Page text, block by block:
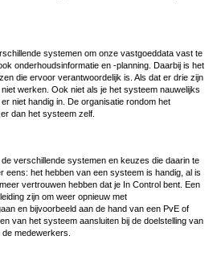
systemen om onze vastgoeddata vast te
onderhoudsinformatie en -planning. Daarbij is het
die ervoor verantwoordelijk is. Als dat er drie zijn
werken. Ook niet als je het systeem nauwelijks
niet handig in. De organisatie rondom het
dan het systeem zelf.
verschillende systemen en keuzes die daarin te
eens: het hebben van een systeem is handig, al is
vertrouwen hebben dat je In Control bent. Een
zijn om weer opnieuw met
en bijvoorbeeld aan de hand van een PvE of
van het systeem aansluiten bij de doelstelling van
medewerkers.